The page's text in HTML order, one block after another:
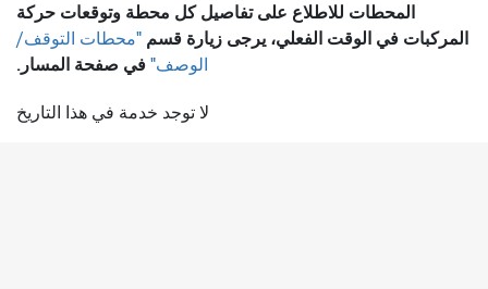
المحطات للاطلاع على تفاصيل كل محطة وتوقعات حركة
المركبات في الوقت الفعلي، يرجى زيارة قسم "محطات التوقف/
الوصف" في صفحة المسار.
لا توجد خدمة في هذا التاريخ